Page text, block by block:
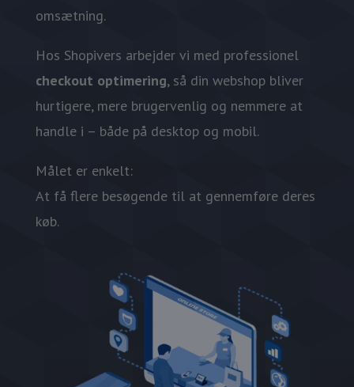
omsætning.
Hos Shopivers arbejder vi med professionel
checkout optimering, så din webshop bliver
hurtigere, mere brugervenlig og nemmere at
handle i – både på desktop og mobil.
Målet er enkelt:
At få flere besøgende til at gennemføre deres
køb.